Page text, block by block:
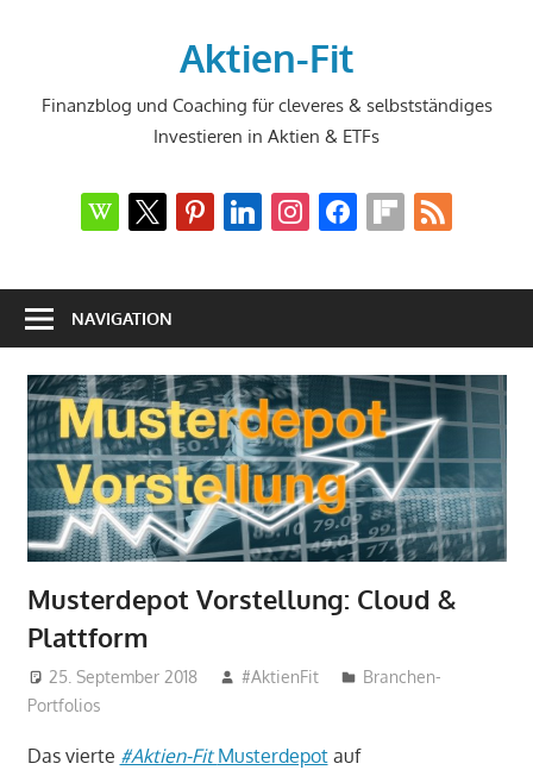
Aktien-Fit
Finanzblog und Coaching für cleveres & selbstständiges
Investieren in Aktien & ETFs
wikipedia
x pinterestlinkedininstagramfacebookflipboard
rss
NAVIGATION
Musterdepot Vorstellung: Cloud &
Plattform
25. September 2018 #AktienFit
Branchen-
Portfolios
Das vierte #Aktien-FitMusterdepotauf